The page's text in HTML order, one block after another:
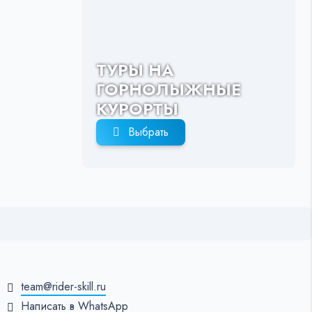
ТУРЫ НА
ГОРНОЛЫЖНЫЕ
КУРОРТЫ
Выбрать
team@rider-skill.ru
Написать в WhatsApp